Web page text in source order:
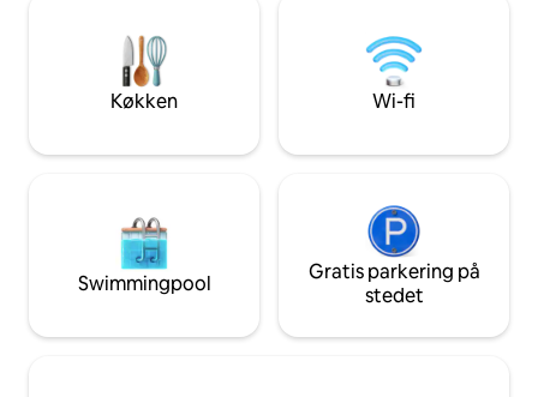
medfølger – få skridt til sandet og få
minutter til spisesteder. Et perfekt sted
at samles, genoplade batterierne og
nyde udsigten.
Køkken Wi-fi
Swimmingpool
Gratis parkering på
stedet